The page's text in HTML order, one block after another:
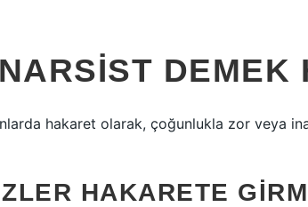
DEMEK
hakaret olarak, çoğunlukla zor veya
HAKARETE